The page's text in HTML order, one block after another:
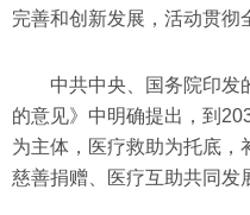
完善和创新发展，活动贯彻
中共中央、国务院印发
的意见》中明确提出，到
为主体，医疗救助为托底，
慈善捐赠、医疗互助共同发